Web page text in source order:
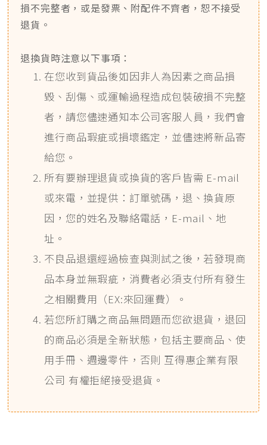
損不完整者，或是發票、附配件不齊者，恕不接受
退貨。
退換貨時注意以下事項：
在您收到貨品後如因非人為因素之商品損
毀、刮傷、或運輸過程造成包裝破損不完整
者，請您儘速通知本公司客服人員，我們會
進行商品瑕疵或損壞鑑定，並儘速將新品寄
給您。
所有要辦理退貨或換貨的客戶皆需 E-mail
或來電，並提供：訂單號碼，退、換貨原
因，您的姓名及聯絡電話，E-mail、地
址。
不良品退還經過檢查與測試之後，若發現商
品本身並無瑕疵，消費者必須支付所有發生
之相關費用（EX:來回運費）。
若您所訂購之商品無問題而您欲退貨，退回
的商品必須是全新狀態，包括主要商品、使
用手冊、週邊零件，否則 互得惠企業有限
公司 有權拒絕接受退貨。